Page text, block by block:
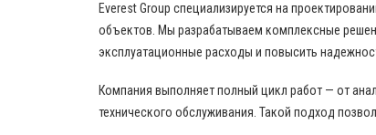
Everest Group специализируется на
объектов. Мы разрабатываем комплексные
эксплуатационные расходы и повысить
Компания выполняет полный цикл работ — от
технического обслуживания. Такой подход